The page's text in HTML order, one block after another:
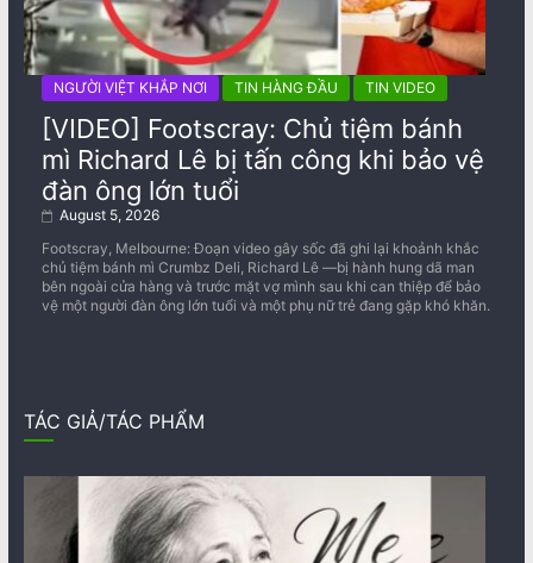
NGƯỜI VIỆT KHẮP NƠI TIN HÀNG ĐẦU TIN VIDEO
[VIDEO] Footscray: Chủ tiệm bánh
mì Richard Lê bị tấn công khi bảo vệ
đàn ông lớn tuổi
August 5, 2026
Footscray, Melbourne: Đoạn video gây sốc đã ghi lại khoảnh khắc
chủ tiệm bánh mì Crumbz Deli, Richard Lê —bị hành hung dã man
bên ngoài cửa hàng và trước mặt vợ mình sau khi can thiệp để bảo
vệ một người đàn ông lớn tuổi và một phụ nữ trẻ đang gặp khó khăn.
TÁC GIẢ/TÁC PHẨM